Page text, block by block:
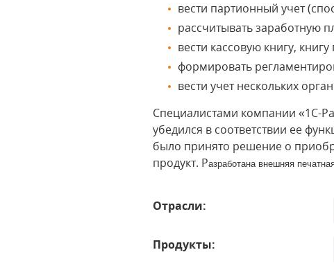
вести партионный учет
рассчитывать заработную
вести кассовую книгу,
формировать
вести учет нескольких
Специалистами компании «1С-
убедился в соответствии ее
было принято решение о
продукт. Разработана внешняя
Отрасли:
Продукты: